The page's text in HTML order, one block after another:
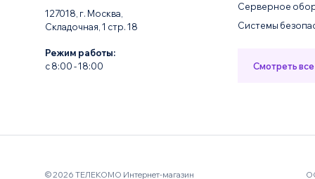
127018, г. Москва,
Складочная, 1 стр. 18
Режим работы:
с 8:00 - 18:00
Серверное
Системы
Смотреть все
© 2026 ТЕЛЕКОМО Интернет-магазин